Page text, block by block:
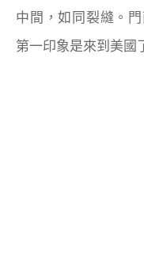
中間，如同裂縫。
第一印象是來到美國